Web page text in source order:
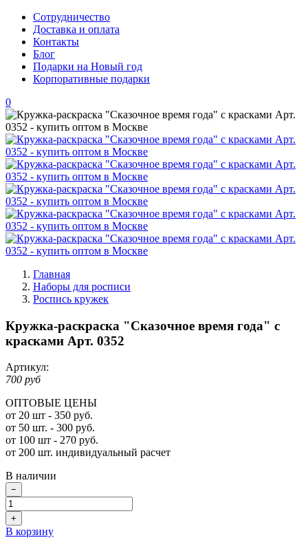
Сотрудничество
Доставка и оплата
Контакты
Блог
Подарки на Новый год
Корпоративные подарки
0
Главная
Наборы для росписи
Роспись кружек
Кружка-раскраска "Сказочное время года" с
красками Арт. 0352
Артикул:
700 руб
ОПТОВЫЕ ЦЕНЫ
от 20 шт - 350 руб.
от 50 шт. - 300 руб.
от 100 шт - 270 руб.
от 200 шт. индивидуальный расчет
В наличии
−
+
В корзину